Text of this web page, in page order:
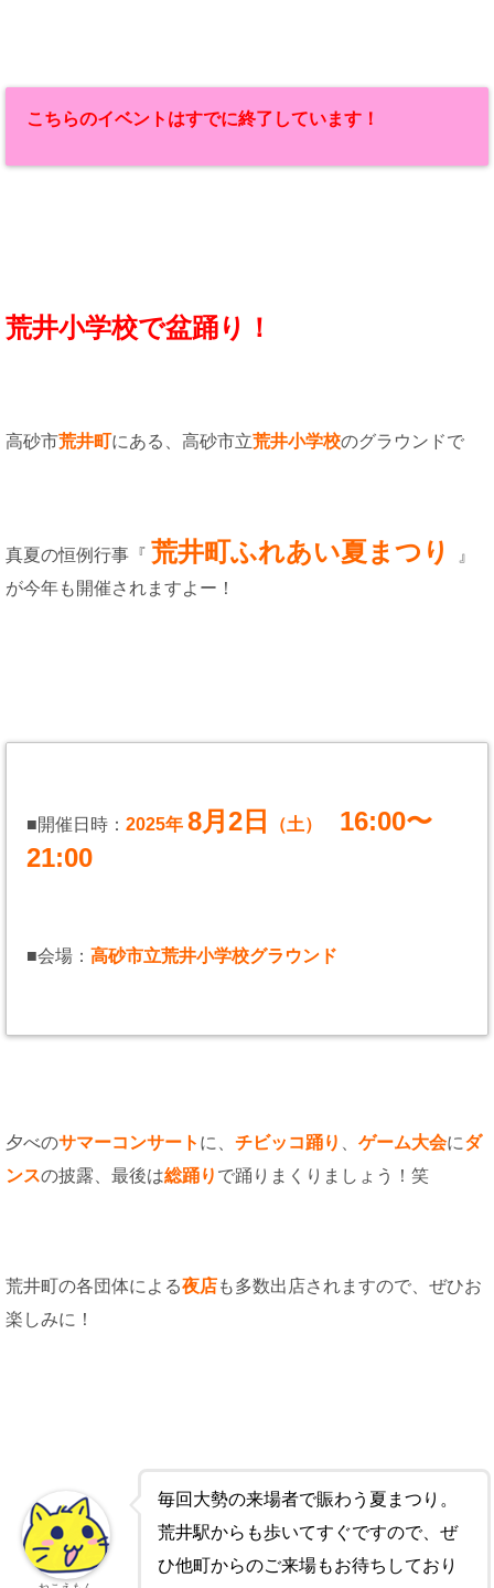
こちらのイベントはすでに終了しています！
荒井小学校で盆踊り！
高砂市荒井町にある、高砂市立荒井小学校のグラウンドで
真夏の恒例行事『 荒井町ふれあい夏まつり
』
が今年も開催されますよー！
■開催日時： 2025年 8月2日 （土） 16:00〜
21:00
■会場： 高砂市立荒井小学校グラウンド
夕べのサマーコンサート に、 チビッコ踊り ゲーム大会にダ
ンスの披露、最後は総踊り で踊りまくりましょう！笑
荒井町の各団体による夜店も多数出店されますので、ぜひお
楽しみに！
毎回大勢の来場者で賑わう夏まつり。
荒井駅からも歩いてすぐですので、ぜ
ひ他町からのご来場もお待ちしており